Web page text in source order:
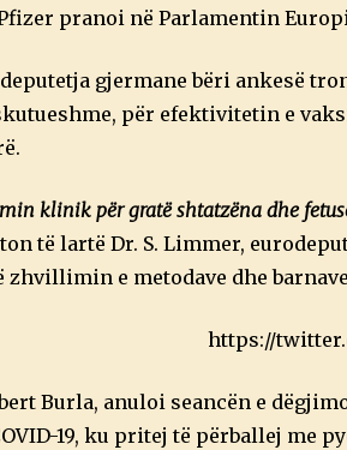
pranoi në Parlamentin
gjermane bëri ankesë
për efektivitetin e
klinik për gratë shtatzëna dhe
të lartë Dr. S. Limmer,
zhvillimin e metodave dhe barnave
https://
Burla, anuloi seancën e
19, ku pritej të përballej me